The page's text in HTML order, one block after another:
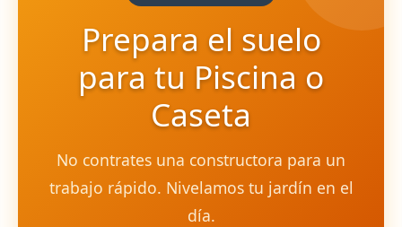
Prepara el suelo
para tu Piscina o
Caseta
No contrates una constructora para un
trabajo rápido. Nivelamos tu jardín en el
día.